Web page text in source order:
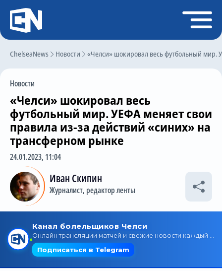
ChelseaNews Новости «Челси» шокировал весь футбольный мир.
Новости
«Челси» шокировал весь
футбольный мир. УЕФА меняет свои
правила из-за действий «синих» на
трансферном рынке
24.01.2023, 11:04
Иван Скипин
Журналист, редактор ленты
Регистрация
Главная
Трансферы
Слухи
История Челси
Статистика
Календарь игр
Состав команды
Поиск по сайту
Трансляции